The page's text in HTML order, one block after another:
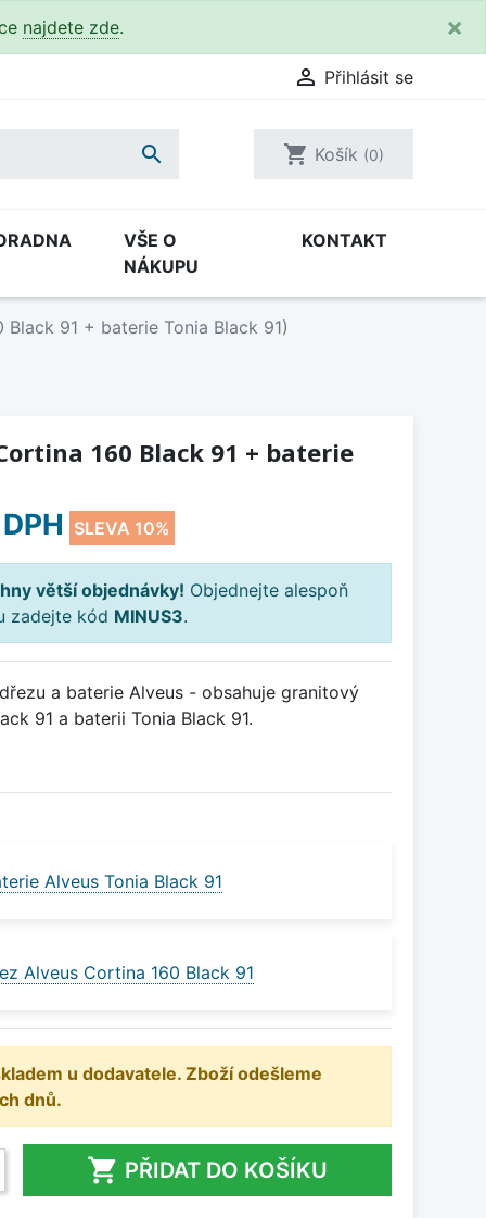
najdete zde. ×
 Přihlásit se
 shopping_cart Košík (0)
VŠE O
NÁKUPU
KONTAKT
91 + baterie Tonia Black 91)
160 Black 91 + baterie
SLEVA 10%
větší objednávky! Objednejte alespoň
zadejte kód MINUS3.
a baterie Alveus - obsahuje granitový
91 a baterii Tonia Black 91.
Alveus Tonia Black 91
Alveus Cortina 160 Black 91
u dodavatele. Zboží odešleme
dnů.
 PŘIDAT DO KOŠÍKU